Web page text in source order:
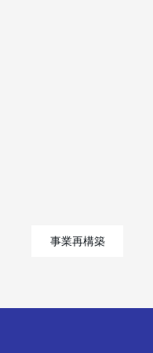
事業再構築